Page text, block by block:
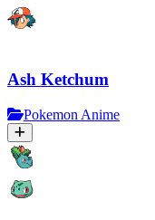
Ash Ketchum
Pokemon Anime